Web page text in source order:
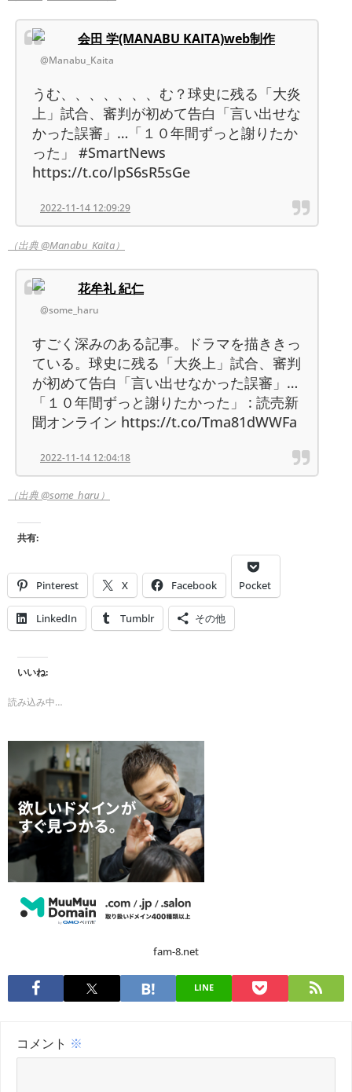
会田 学(MANABU KAITA)web制作
@Manabu_Kaita
うむ、、、、、、、む？球史に残る「大炎
上」試合、審判が初めて告白「言い出せな
かった誤審」…「１０年間ずっと謝りたか
った」 #SmartNews
https://t.co/lpS6sR5sGe
2022-11-14 12:09:29
（出典 @Manabu_Kaita）
花牟礼 紀仁
@some_haru
すごく深みのある記事。ドラマを描ききっ
ている。球史に残る「大炎上」試合、審判
が初めて告白「言い出せなかった誤審」…
「１０年間ずっと謝りたかった」 : 読売新
聞オンライン https://t.co/Tma81dWWFa
2022-11-14 12:04:18
（出典 @some_haru）
共有:
Pinterest X Facebook Pocket
LinkedIn Tumblr その他
いいね:
読み込み中…
fam-8.net
LINE
コメント ※